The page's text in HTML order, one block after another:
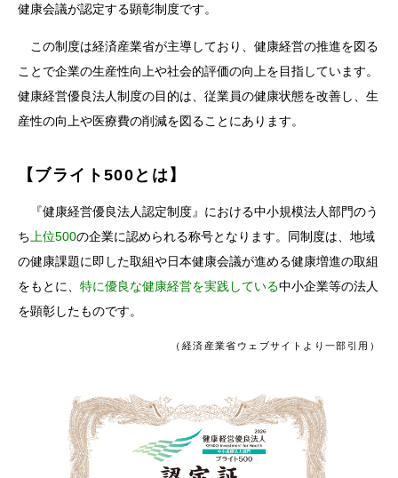
健康会議が認定する顕彰制度です。
この制度は経済産業省が主導しており、健康経営の推進を図る
ことで企業の生産性向上や社会的評価の向上を目指しています。
健康経営優良法人制度の目的は、従業員の健康状態を改善し、生
産性の向上や医療費の削減を図ることにあります。
【ブライト500とは】
『健康経営優良法人認定制度』における中小規模法人部門のう
ち 上位500の企業に認められる称号となります。 同制度は、地域
の健康課題に即した取組や日本健康会議が進める健康増進の取組
をもとに、 特に優良な健康経営を実践している中小企業等の法人
を顕彰したものです。
（経済産業省ウェブサイトより一部引用）